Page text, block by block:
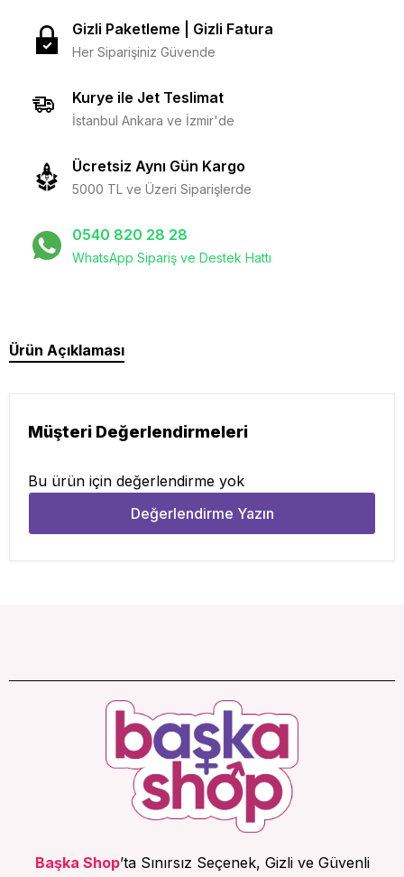
Gizli Paketleme | Gizli Fatura
Her Siparişiniz Güvende
Kurye ile Jet Teslimat
İstanbul Ankara ve İzmir'de
Ücretsiz Aynı Gün Kargo
5000 TL ve Üzeri Siparişlerde
0540 820 28 28
WhatsApp Sipariş ve Destek Hattı
Ürün Açıklaması
Müşteri Değerlendirmeleri
Bu ürün için değerlendirme yok
Değerlendirme Yazın
Başka Shop’ta Sınırsız Seçenek, Gizli ve Güvenli